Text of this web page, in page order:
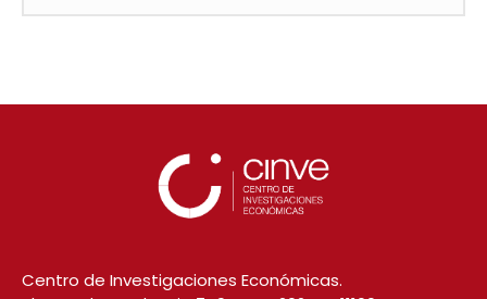
Centro de Investigaciones Económicas.